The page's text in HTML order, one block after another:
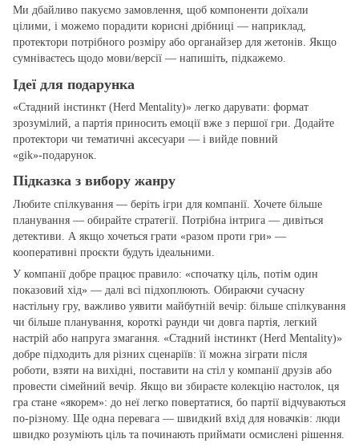
Ми дбайливо пакуємо замовлення, щоб компоненти доїхали
цілими, і можемо порадити корисні дрібниці — наприклад,
протектори потрібного розміру або органайзер для жетонів. Якщо
сумніваєтесь щодо мови/версії — напишіть, підкажемо.
Ідеї для подарунка
«Стадний інстинкт (Herd Mentality)» легко дарувати: формат
зрозумілий, а партія приносить емоції вже з першої гри. Додайте
протектори чи тематичні аксесуари — і вийде повний
«gіk»‑подарунок.
Підказка з вибору жанру
Любите спілкування — беріть ігри для компанії. Хочете більше
планування — обирайте стратегії. Потрібна інтрига — дивіться
детективи. А якщо хочеться грати «разом проти гри» —
кооперативні проєкти будуть ідеальними.
У компанії добре працює правило: «спочатку ціль, потім один
показовий хід» — далі всі підхоплюють. Обираючи сучасну
настільну гру, важливо уявити майбутній вечір: більше спілкування
чи більше планування, короткі раунди чи довга партія, легкий
настрій або напруга змагання. «Стадний інстинкт (Herd Mentality)»
добре підходить для різних сценаріїв: її можна зіграти після
роботи, взяти на вихідні, поставити на стіл у компанії друзів або
провести сімейний вечір. Якщо ви збираєте колекцію настолок, ця
гра стане «якорем»: до неї легко повертатися, бо партії відчуваються
по‑різному. Ще одна перевага — швидкий вхід для новачків: люди
швидко розуміють ціль та починають приймати осмислені рішення.